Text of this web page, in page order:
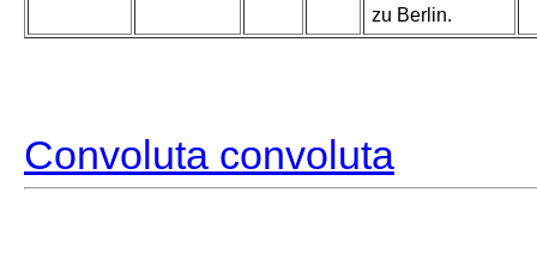
zu Berlin.
Convoluta convoluta